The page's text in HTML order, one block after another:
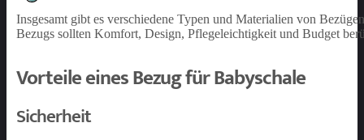
Insgesamt gibt es verschiedene Typen und Materialien von
Bezugs sollten Komfort, Design, Pflegeleichtigkeit und Budget
Vorteile eines Bezug für Babyschale
Sicherheit